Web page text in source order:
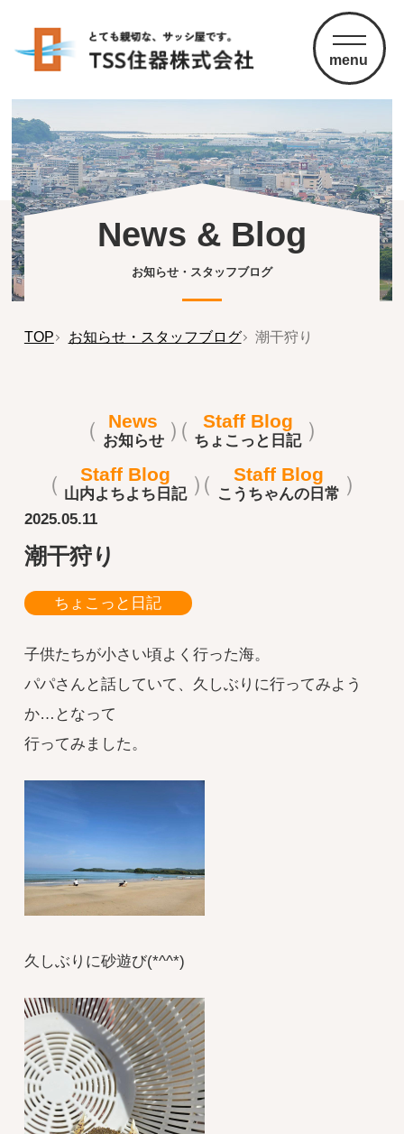
menu
News & Blog
お知らせ・スタッフブログ
TOP お知らせ・スタッフブログ 潮干狩り
News
お知らせ
Staff Blog
ちょこっと日記
Staff Blog
山内よちよち日記
Staff Blog
こうちゃんの日常
2025.05.11
潮干狩り
ちょこっと日記
子供たちが小さい頃よく行った海。
パパさんと話していて、久しぶりに行ってみよう
か…となって
行ってみました。
久しぶりに砂遊び(*^^*)